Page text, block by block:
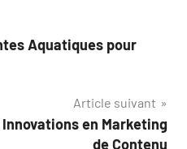
Aquatiques pour
Article suivant
en Marketing
de Contenu